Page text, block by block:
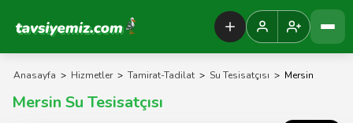
Tavsiyemiz Anasayfa
Anasayfa > Hizmetler > Tamirat-Tadilat > Su Tesisatçısı > Mersin
Mersin Su Tesisatçısı